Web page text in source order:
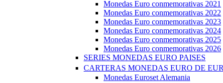
Monedas Euro conmemorativas 2021
Monedas Euro conmemorativas 2022
Monedas Euro conmemorativas 2023
Monedas Euro conmemorativas 2024
Monedas Euro conmemorativas 2025
Monedas Euro conmemorativas 2026
SERIES MONEDAS EURO PAISES
CARTERAS MONEDAS EURO DE
Monedas Euroset Alemania